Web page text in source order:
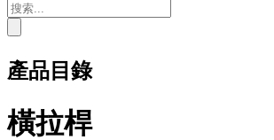
產品目錄
橫拉桿